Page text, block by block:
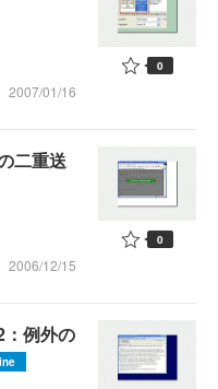
2007/01/16
0
二重送
2006/12/15
0
例外の